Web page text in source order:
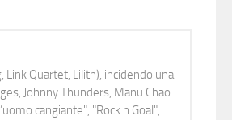
Quartet, Lilith), incidendo una
Johnny Thunders, Manu Chao
cangiante", "Rock n Goal",